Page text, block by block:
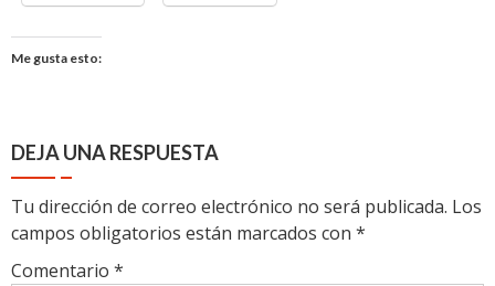
Me gusta esto:
DEJA UNA RESPUESTA
Tu dirección de correo electrónico no será publicada. Los
campos obligatorios están marcados con *
Comentario *